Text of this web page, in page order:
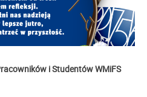
i Studentów WMiFS